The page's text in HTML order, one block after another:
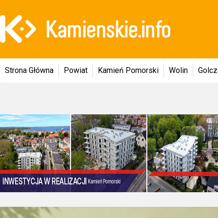
Strona Główna Powiat Kamień Pomorski Wolin